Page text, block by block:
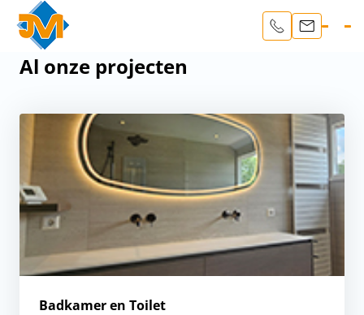
Al onze projecten
Badkamer en Toilet